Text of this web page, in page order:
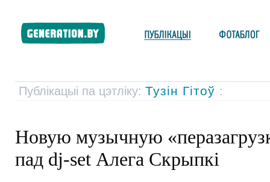
Публікацыі па цэтліку: Тузін Гітоў :
Новую музычную
пад dj-set Алега Скрыпкі